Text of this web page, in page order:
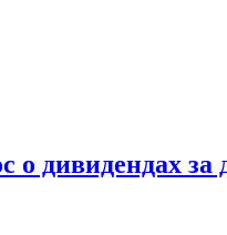
о дивидендах за